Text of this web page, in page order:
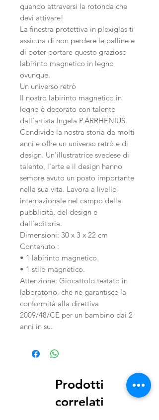
quando attraversi la rotonda che
devi attivare!
La finestra protettiva in plexiglas ti
assicura di non perdere le palline e
di poter portare questo grazioso
labirinto magnetico in legno
ovunque.
Un universo retrò
Il nostro labirinto magnetico in
legno è decorato con talento
dall'artista Ingela P.ARRHENIUS.
Condivide la nostra storia da molti
anni e offre un universo retrò e di
design. Un'illustratrice svedese di
talento, l'arte e il design hanno
sempre avuto un posto importante
nella sua vita. Lavora a livello
internazionale nel campo della
pubblicità, del design e
dell'editoria.
Dimensioni: 30 x 3 x 22 cm
Contenuto :
• 1 labirinto magnetico.
• 1 stilo magnetico.
Attenzione: Giocattolo testato in
laboratorio, che ne garantisce la
conformità alla direttiva
2009/48/CE per un bambino dai 2
anni in su.
Prodotti
correlati